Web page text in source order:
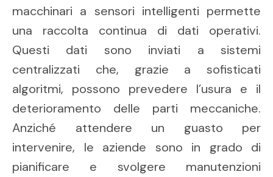
macchinari a sensori intelligenti permette
una raccolta continua di dati operativi.
Questi dati sono inviati a sistemi
centralizzati che, grazie a sofisticati
algoritmi, possono prevedere l’usura e il
deterioramento delle parti meccaniche.
Anziché attendere un guasto per
intervenire, le aziende sono in grado di
pianificare e svolgere manutenzioni